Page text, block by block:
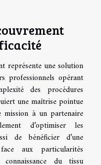
représente une solution
professionnels opérant
des procédures
une maîtrise pointue
à un partenaire
d’optimiser les
de bénéficier d’une
aux particularités
du tissu